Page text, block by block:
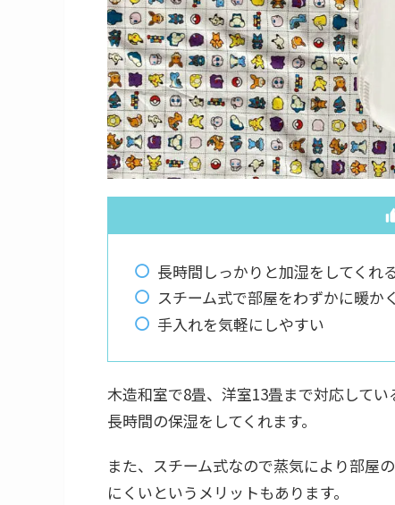
長時間しっかりと加湿をしてくれ
スチーム式で部屋をわずかに暖か
手入れを気軽にしやすい
木造和室で8畳、洋室13畳まで対応して
長時間の保湿をしてくれます。
また、スチーム式なので蒸気により部屋
にくいというメリットもあります。